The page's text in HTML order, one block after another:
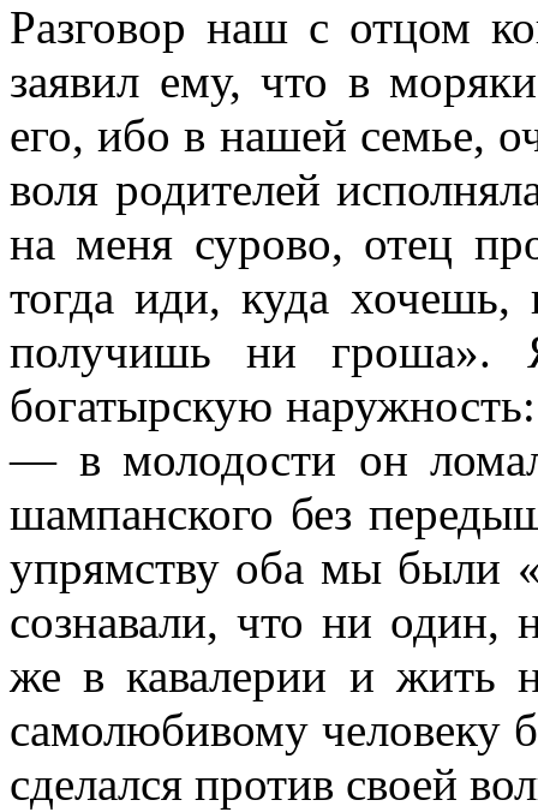
Разговор наш с отцом
заявил ему, что в
его, ибо в нашей семье,
воля родителей
на меня сурово, отец
тогда иди, куда
получишь ни гроша».
богатырскую
— в молодости он
шампанского без
упрямству оба мы были
сознавали, что ни один,
же в кавалерии и жить
самолюбивому человеку
сделался против своей